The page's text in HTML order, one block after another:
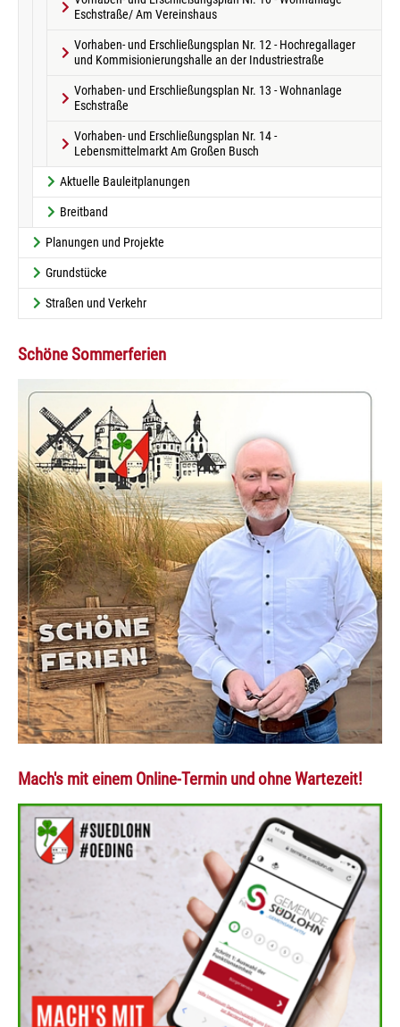
Eschstraße/ Am Vereinshaus
Vorhaben- und Erschließungsplan Nr. 12 - Hochregallager
und Kommisionierungshalle an der Industriestraße
Vorhaben- und Erschließungsplan Nr. 13 - Wohnanlage
Eschstraße
Vorhaben- und Erschließungsplan Nr. 14 -
Lebensmittelmarkt Am Großen Busch
Aktuelle Bauleitplanungen
Breitband
Planungen und Projekte
Grundstücke
Straßen und Verkehr
Schöne Sommerferien
Mach's mit einem Online-Termin und ohne Wartezeit!